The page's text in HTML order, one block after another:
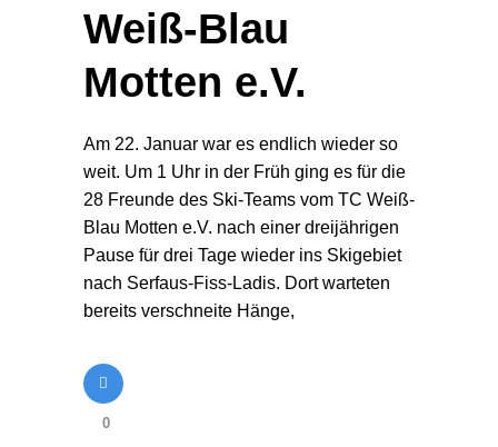
Weiß-Blau
Motten e.V.
Am 22. Januar war es endlich wieder so
weit. Um 1 Uhr in der Früh ging es für die
28 Freunde des Ski-Teams vom TC Weiß-
Blau Motten e.V. nach einer dreijährigen
Pause für drei Tage wieder ins Skigebiet
nach Serfaus-Fiss-Ladis. Dort warteten
bereits verschneite Hänge,
0